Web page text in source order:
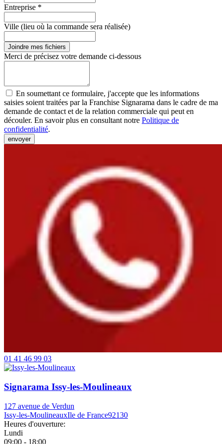
Entreprise *
Ville (lieu où la commande sera réalisée)
Joindre mes fichiers
Merci de précisez votre demande ci-dessous
En soumettant ce formulaire, j'accepte que les informations
saisies soient traitées par la Franchise Signarama dans le cadre de ma
demande de contact et de la relation commerciale qui peut en
découler. En savoir plus en consultant notre Politique de
confidentialité.
envoyer
01 41 46 99 03
Signarama Issy-les-Moulineaux
127 avenue de Verdun
Issy-les-MoulineauxIle de France92130
Heures d'ouverture:
Lundi
09:00 - 18:00